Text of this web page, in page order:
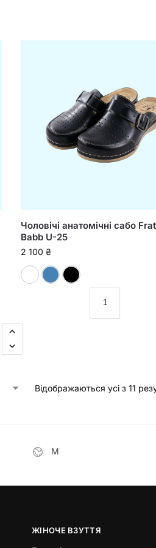
Чоловічі анатомічні сабо
Babb U-25
2 100 ₴
Відображаються усі з 11
М
ЖІНОЧЕ ВЗУТТЯ